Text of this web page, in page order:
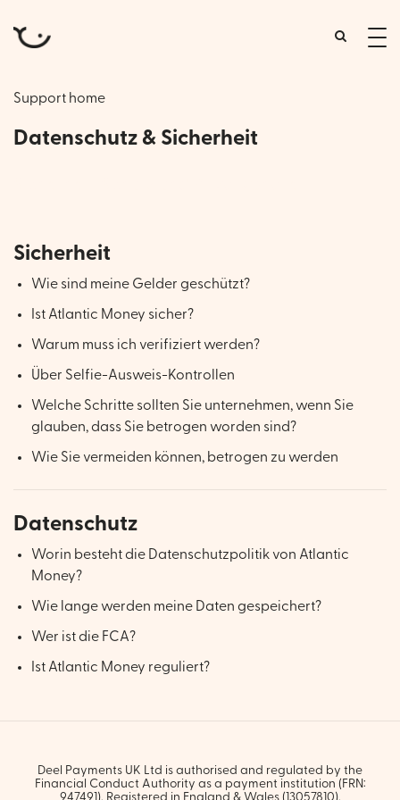
Support home
Datenschutz & Sicherheit
Sicherheit
Wie sind meine Gelder geschützt?
Ist Atlantic Money sicher?
Warum muss ich verifiziert werden?
Über Selfie-Ausweis-Kontrollen
Welche Schritte sollten Sie unternehmen, wenn Sie
glauben, dass Sie betrogen worden sind?
Wie Sie vermeiden können, betrogen zu werden
Datenschutz
Worin besteht die Datenschutzpolitik von Atlantic
Money?
Wie lange werden meine Daten gespeichert?
Wer ist die FCA?
Ist Atlantic Money reguliert?
Deel Payments UK Ltd is authorised and regulated by the
Financial Conduct Authority as a payment institution (FRN:
947491). Registered in England & Wales (13057810).